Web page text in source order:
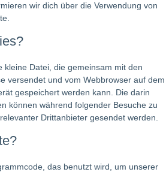
wir dich über die Verwendung von
kleine Datei, die gemeinsam mit den
versendet und vom Webbrowser auf dem
gespeichert werden kann. Die darin
können während folgender Besuche zu
Drittanbieter gesendet werden.
das benutzt wird, um unserer